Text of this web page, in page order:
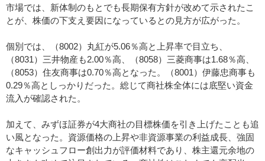
市場では、新体制のもとでも長期保有方針が改めて示されたこ
とが、株価の下支え要因になっているとの見方が広がった。
個別では、（8002）丸紅が5.06％高と上昇率で目立ち、
（8031）三井物産も2.00％高、（8058）三菱商事は1.68％高、
（8053）住友商事は0.70％高となった。（8001）伊藤忠商事も
0.29％高としっかりだった。総じて商社株全体には底堅い資金
流入が確認された。
加えて、みずほ証券が4大商社の目標株価を引き上げたことも追
い風となった。資源価格の上昇や非資源事業の利益成長、強固
なキャッシュフロー創出力が評価材料であり、株主還元余地の